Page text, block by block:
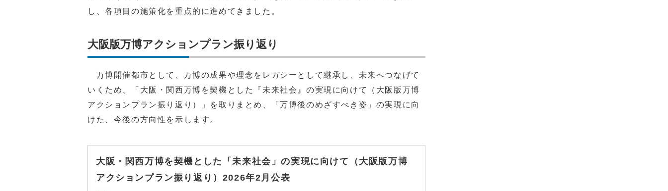
し、各項目の施策化を重点的に進めてきました。
大阪版万博アクションプラン振り返り
万博開催都市として、万博の成果や理念をレガシーとして継承し、未来へつなげて
いくため、「大阪・関西万博を契機とした『未来社会』の実現に向けて（大阪版万博
アクションプラン振り返り）」を取りまとめ、「万博後のめざすべき姿」の実現に向
けた、今後の方向性を示します。
大阪・関西万博を契機とした「未来社会」の実現に向けて（大阪版万博
アクションプラン振り返り）2026年2月公表